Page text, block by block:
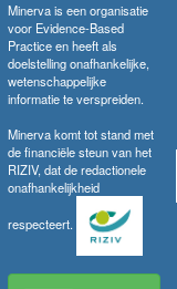
Minerva is een organisatie
voor Evidence-Based
Practice en heeft als
doelstelling onafhankelijke,
wetenschappelijke
informatie te verspreiden.
Minerva komt tot stand met
de financiële steun van het
RIZIV, dat de redactionele
onafhankelijkheid
respecteert.